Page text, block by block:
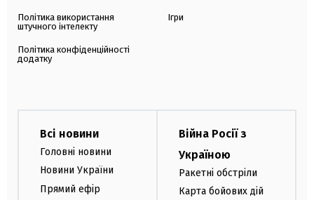
Політика використання
штучного інтелекту
Політика конфіденційності
додатку
Ігри
Всі новини
Головні новини
Новини України
Прямий ефір
Війна Росії з
Україною
Ракетні обстріли
Карта бойових дій